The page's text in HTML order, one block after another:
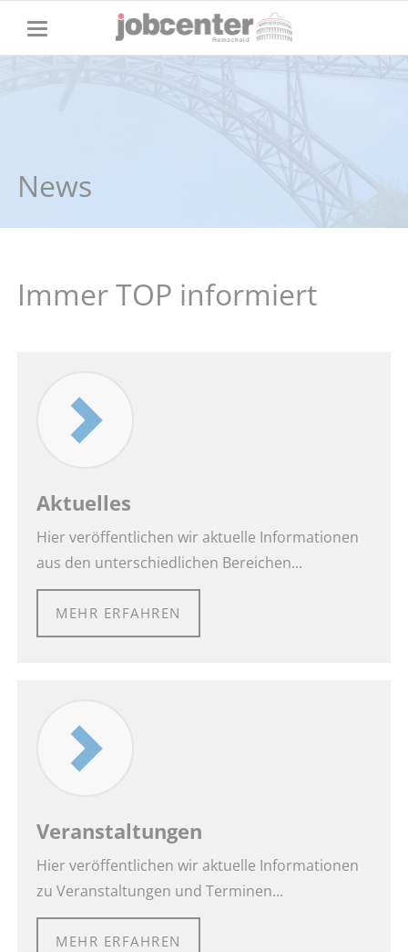
News
Immer TOP informiert
Aktuelles
Hier veröffentlichen wir aktuelle Informationen
aus den unterschiedlichen Bereichen...
MEHR ERFAHREN
Veranstaltungen
Hier veröffentlichen wir aktuelle Informationen
zu Veranstaltungen und Terminen...
MEHR ERFAHREN